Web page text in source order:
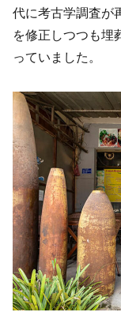
代に考古学調査が
を修正しつつも埋
っていました。